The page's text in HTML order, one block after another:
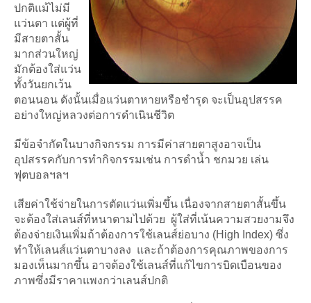
ปกติแม้ไม่มี
แว่นตา แต่ผู้ที่
มีสายตาสั้น
มากส่วนใหญ่
มักต้องใส่แว่น
ทั้งวันยกเว้น
ตอนนอน ดังนั้นเมื่อแว่นตาหายหรือชำรุด จะเป็นอุปสรรค
อย่างใหญ่หลวงต่อการดำเนินชีวิต
มีข้อจำกัดในบางกิจกรรม การมีค่าสายตาสูงอาจเป็น
อุปสรรคกับการทำกิจกรรมเช่น การดำน้ำ ชกมวย เล่น
ฟุตบอลฯลฯ
เสียค่าใช้จ่ายในการตัดแว่นเพิ่มขึ้น เนื่องจากสายตาสั้นขึ้น
จะต้องใส่เลนส์ที่หนาตามไปด้วย ผู้ใส่ที่เน้นความสวยงามจึง
ต้องจ่ายเงินเพิ่มถ้าต้องการใช้เลนส์ย่อบาง (High Index) ซึ่ง
ทำให้เลนส์แว่นตาบางลง และถ้าต้องการคุณภาพของการ
มองเห็นมากขึ้น อาจต้องใช้เลนส์ที่แก้ไขการบิดเบือนของ
ภาพซึ่งมีราคาแพงกว่าเลนส์ปกติ